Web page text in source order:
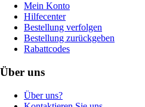
Mein Konto
Hilfecenter
Bestellung verfolgen
Bestellung zurückgeben
Rabattcodes
Über uns
Über uns?